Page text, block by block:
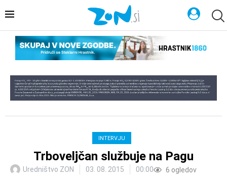
INTERVJU
Trboveljčan službuje na Pagu
Uredništvo ZON 03. 08. 2015 00:00 6 ogledov